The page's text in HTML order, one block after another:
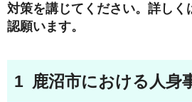
対策を講じてください。詳しく
認願います。
1 鹿沼市における人身